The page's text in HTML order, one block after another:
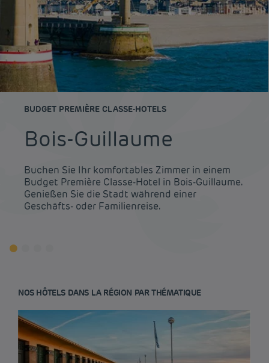
BUDGET PREMIÈRE CLASSE-HOTELS
Bois-Guillaume
Buchen Sie Ihr komfortables Zimmer in einem
Budget Première Classe-Hotel in Bois-Guillaume.
Genießen Sie die Stadt während einer
Geschäfts- oder Familienreise.
NOS HÔTELS DANS LA RÉGION PAR THÉMATIQUE